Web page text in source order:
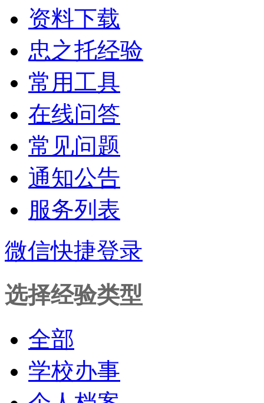
资料下载
忠之托经验
常用工具
在线问答
常见问题
通知公告
服务列表
微信快捷登录
选择经验类型
全部
学校办事